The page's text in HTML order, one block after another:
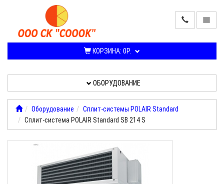
КОРЗИНА: 0Р.
ПРОДАЖА
СИСТЕМ
ОБОРУДОВАНИЕ
Оборудование
Cплит-системы POLAIR Standard
Cплит-система POLAIR Standard SВ 214 S